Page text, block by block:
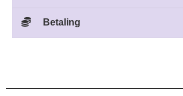
Betaling